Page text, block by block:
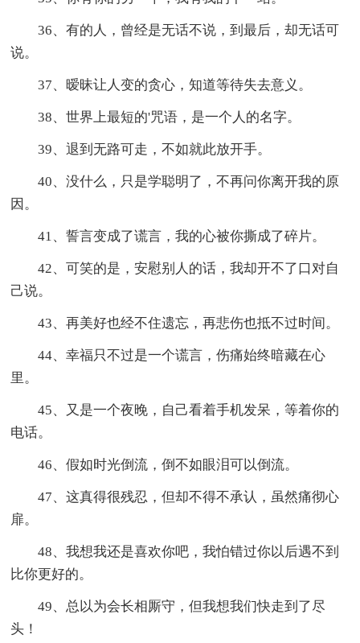
36、有的人，曾经是无话不说，到最后，却无话可
说。
37、暧昧让人变的贪心，知道等待失去意义。
38、世界上最短的'咒语，是一个人的名字。
39、退到无路可走，不如就此放开手。
40、没什么，只是学聪明了，不再问你离开我的原
因。
41、誓言变成了谎言，我的心被你撕成了碎片。
42、可笑的是，安慰别人的话，我却开不了口对自
己说。
43、再美好也经不住遗忘，再悲伤也抵不过时间。
44、幸福只不过是一个谎言，伤痛始终暗藏在心
里。
45、又是一个夜晚，自己看着手机发呆，等着你的
电话。
46、假如时光倒流，倒不如眼泪可以倒流。
47、这真得很残忍，但却不得不承认，虽然痛彻心
扉。
48、我想我还是喜欢你吧，我怕错过你以后遇不到
比你更好的。
49、总以为会长相厮守，但我想我们快走到了尽
头！